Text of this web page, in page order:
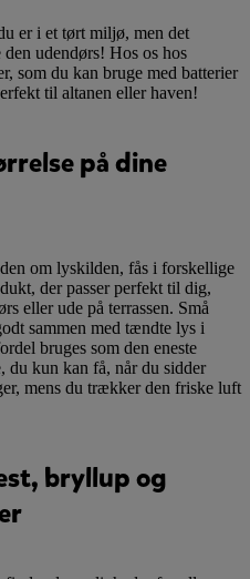
er i et tørt miljø, men det
udendørs! Hos os hos
som du kan bruge med batterier
til altanen eller haven!
på dine
om lyskilden, fås i forskellige
der passer perfekt til dig,
eller ude på terrassen. Små
sammen med tændte lys i
bruges som den eneste
du kun kan få, når du sidder
mens du trækker den friske luft
bryllup og